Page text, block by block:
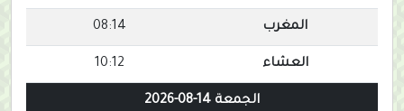
المغرب 08:14
العشاء 10:12
الجمعة 14-08-2026